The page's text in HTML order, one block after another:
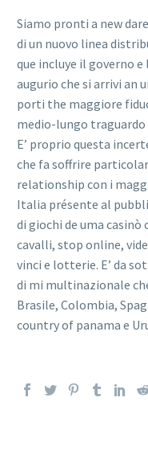
Siamo pronti a new
di un nuovo linea
que incluye il governo
augurio che si arrivi an
porti the maggiore
medio-lungo
E’ proprio questa
che fa soffrire
relationship con i
Italia présente al
di giochi de uma casinò
cavalli, stop online,
vinci e lotterie. E’ da
di mi multinazionale
Brasile, Colombia,
country of panama e